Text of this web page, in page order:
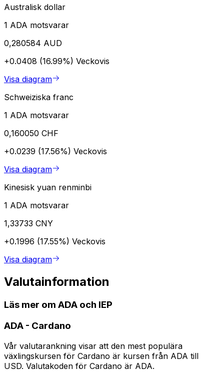
Australisk dollar
1 ADA motsvarar
0,280584 AUD
+0.0408 (16.99%) Veckovis
Visa diagram
Schweiziska franc
1 ADA motsvarar
0,160050 CHF
+0.0239 (17.56%) Veckovis
Visa diagram
Kinesisk yuan renminbi
1 ADA motsvarar
1,33733 CNY
+0.1996 (17.55%) Veckovis
Visa diagram
Valutainformation
Läs mer om ADA och IEP
ADA - Cardano
Vår valutarankning visar att den mest populära
växlingskursen för Cardano är kursen från ADA till
USD. Valutakoden för Cardano är ADA.